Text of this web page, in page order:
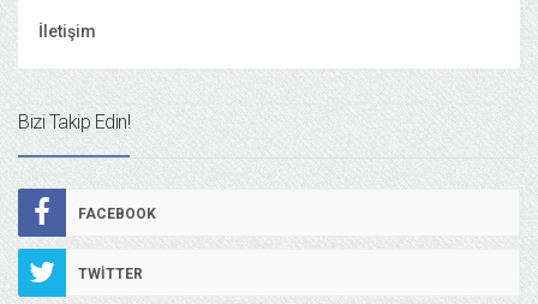
İletişim
Bizi Takip Edin!
FACEBOOK
TWITTER